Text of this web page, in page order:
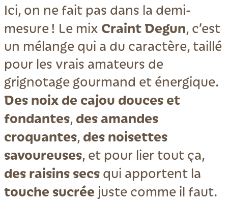
Ici, on ne fait pas dans la demi-
mesure ! Le mix Craint Degun, c’est
un mélange qui a du caractère, taillé
pour les vrais amateurs de
grignotage gourmand et énergique.
Des noix de cajou douces et
fondantes, des amandes
croquantes, des noisettes
savoureuses, et pour lier tout ça,
des raisins secs qui apportent la
touche sucrée juste comme il faut.